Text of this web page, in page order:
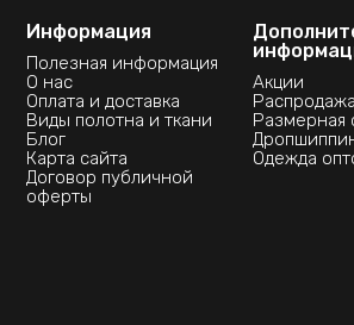
Информация
Полезная информация
О нас
Оплата и доставка
Виды полотна и ткани
Блог
Карта сайта
Договор публичной
оферты
Акции
Распродажа
Размерная
Одежда